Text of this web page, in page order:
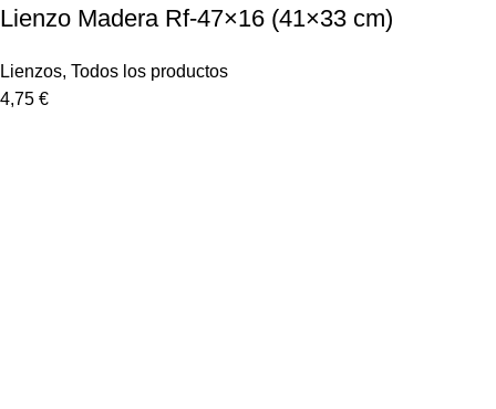
Lienzo Madera Rf-47×16 (41×33 cm)
Lienzos, Todos los productos
4,75 €